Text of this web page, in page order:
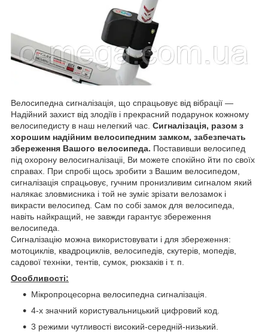
Велосипедна сигналізація, що спрацьовує від вібрації ―
Надійний захист від злодіїв і прекрасний подарунок кожному
велосипедисту в наш нелегкий час. Сигналізація, разом з
хорошим надійним велосипедним замком, забезпечать
збереження Вашого велосипеда. Поставивши велосипед
під охорону велосигналізаціі, Ви можете спокійно йти по своїх
справах. При спробі щось зробити з Вашим велосипедом,
сигналізація спрацьовує, гучним пронизливим сигналом який
налякає зловмисника і той не зуміє зрізати велозамок і
викрасти велосипед. Сам по собі замок для велосипеда,
навіть найкращий, не завжди гарантує збереження
велосипеда.
Сигналізацію можна використовувати і для збереження:
мотоциклів, квадроциклів, велосипедів, скутерів, мопедів,
садової техніки, тентів, сумок, рюкзаків і т. п.
Особливості:
Мікропроцесорна велосипедна сигналізація.
4-х значний користувальницький цифровий код.
3 режими чутливості високий-середній-низький.